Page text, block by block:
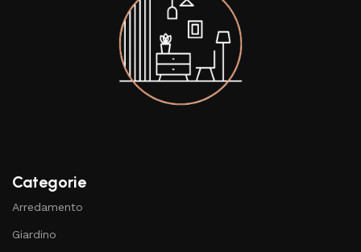
Categorie
Arredamento
Giardino